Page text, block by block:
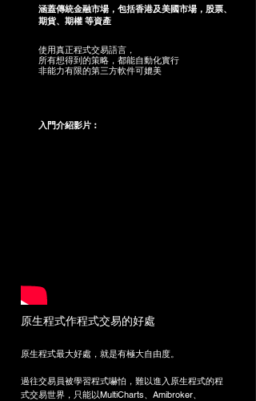
涵蓋傳統金融市場，包括香港及美國市場，股票、
期貨、期權 等資產
使用真正程式交易語言，
​所有想得到的策略，都能自動化實行
非能力有限的第三方軟件可媲美
​入門介紹影片︰
原生程式作程式交易的好處
​原生程式最大好處，就是有極大自由度。
過往交易員被學習程式嚇怕，難以進入原生程式的程
式交易世界，只能以MultiCharts、Amibroker、